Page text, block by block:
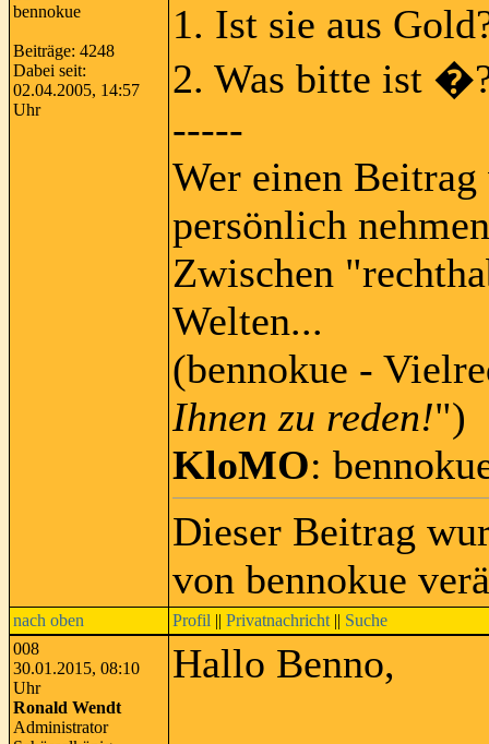
Beiträge: 4248
Dabei seit:
02.04.2005, 14:57
Uhr
1. Ist sie aus
2. Was bitte ist
-----
Wer einen
persönlich
Zwischen
Welten...
(bennokue -
Ihnen zu reden!")
KloMO:
Dieser Beitrag
von bennokue
nach oben Profil || Privatnachricht || Suche
008
30.01.2015, 08:10
Uhr
Ronald Wendt
Administrator
Hallo Benno,